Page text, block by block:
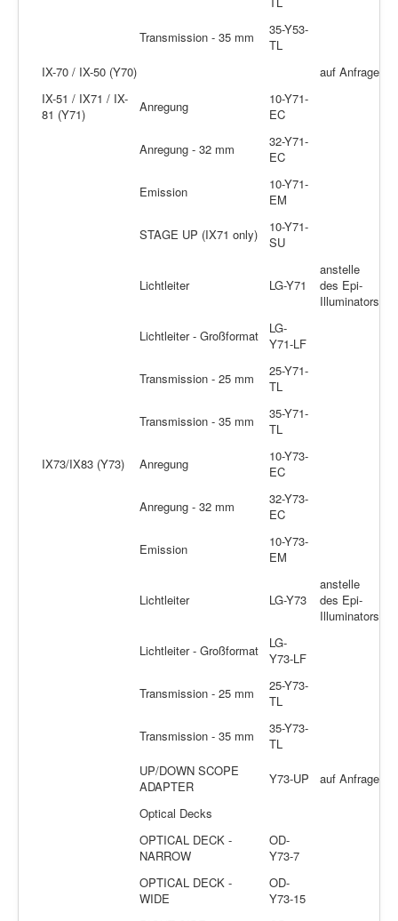
Transmission - 35 mm
35-Y53-
TL
IX-70 / IX-50 (Y70)
auf Anfrage
IX-51 / IX71 / IX-
81 (Y71)
Anregung
10-Y71-
EC
Anregung - 32 mm
32-Y71-
EC
Emission
10-Y71-
EM
STAGE UP (IX71 only)
10-Y71-
SU
Lichtleiter LG-Y71
anstelle
des Epi-
Illuminators
Lichtleiter - Großformat
LG-
Y71-LF
Transmission - 25 mm
25-Y71-
TL
Transmission - 35 mm
35-Y71-
TL
IX73/IX83 (Y73) Anregung
10-Y73-
EC
Anregung - 32 mm
32-Y73-
EC
Emission
10-Y73-
EM
Lichtleiter LG-Y73
anstelle
des Epi-
Illuminators
Lichtleiter - Großformat
LG-
Y73-LF
Transmission - 25 mm
25-Y73-
TL
Transmission - 35 mm
35-Y73-
TL
UP/DOWN SCOPE
ADAPTER
Y73-UP auf Anfrage
Optical Decks
OPTICAL DECK -
NARROW
OD-
Y73-7
OPTICAL DECK -
WIDE
OD-
Y73-15